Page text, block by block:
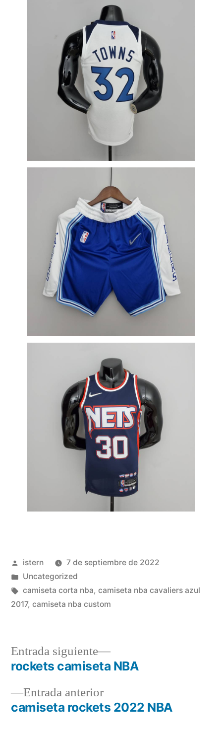
Publicado
por
istern
7 de septiembre de 2022
Publicado
en
Uncategorized
Etiquetas:
camiseta corta nba, camiseta nba cavaliers azul
2017, camiseta nba custom
Navegación
deEntrada anteriorEntrada
anterior:
camiseta rockets 2022 NBA
Entrada siguiente
Entrada
siguiente:
rockets camiseta NBA